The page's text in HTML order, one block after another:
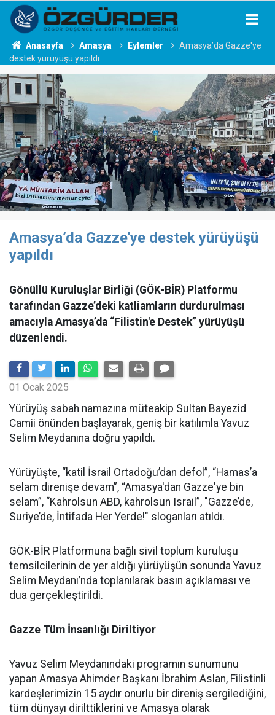
Anasayfa Amasya Eylemler
Amasya’da Gazze'ye
destek yürüyüşü yapıldı
Amasya’da Gazze'ye destek yürüyüşü
yapıldı
Gönüllü Kuruluşlar Birliği (GÖK-BİR) Platformu
tarafından Gazze’deki katliamların durdurulması
amacıyla Amasya’da “Filistin'e Destek” yürüyüşü
düzenlendi.
01 Ocak 2025
Yürüyüş sabah namazına müteakip Sultan Bayezid
Camii önünden başlayarak, geniş bir katılımla Yavuz
Selim Meydanına doğru yapıldı.
Yürüyüşte, “katil İsrail Ortadoğu’dan defol”, “Hamas’a
selam direnişe devam”, “Amasya'dan Gazze'ye bin
selam”, “Kahrolsun ABD, kahrolsun Israil”, "Gazze’de,
Suriye’de, İntifada Her Yerde!" sloganları atıldı.
GÖK-BİR Platformuna bağlı sivil toplum kuruluşu
temsilcilerinin de yer aldığı yürüyüşün sonunda Yavuz
Selim Meydanı’nda toplanılarak basın açıklaması ve
dua gerçekleştirildi.
Gazze Tüm İnsanlığı Diriltiyor
Yavuz Selim Meydanındaki programın sunumunu
yapan Amasya Ahimder Başkanı İbrahim Aslan, Filistinli
kardeşlerimizin 15 aydır onurlu bir direniş sergilediğini,
tüm dünyayı dirilttiklerini ve Amasya olarak